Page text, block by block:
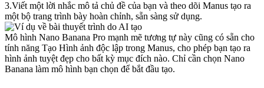
3.Viết một lời nhắc mô tả chủ đề của bạn và theo dõi Manus tạo ra
một bộ trang trình bày hoàn chỉnh, sẵn sàng sử dụng.
Mô hình Nano Banana Pro mạnh mẽ tương tự này cũng có sẵn cho
tính năng Tạo Hình ảnh độc lập trong Manus, cho phép bạn tạo ra
hình ảnh tuyệt đẹp cho bất kỳ mục đích nào. Chỉ cần chọn Nano
Banana làm mô hình bạn chọn để bắt đầu tạo.